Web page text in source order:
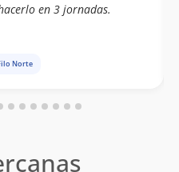
en 3 jornadas.
Norte